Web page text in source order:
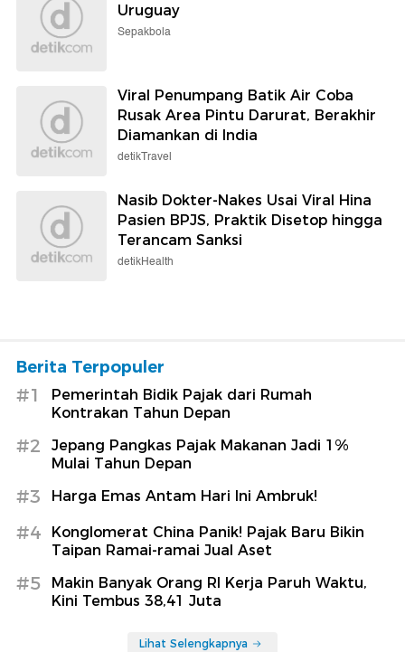
Uruguay
Sepakbola
Viral Penumpang Batik Air Coba
Rusak Area Pintu Darurat, Berakhir
Diamankan di India
detikTravel
Nasib Dokter-Nakes Usai Viral Hina
Pasien BPJS, Praktik Disetop hingga
Terancam Sanksi
detikHealth
Berita Terpopuler
#1
Pemerintah Bidik Pajak dari Rumah
Kontrakan Tahun Depan
#2
Jepang Pangkas Pajak Makanan Jadi 1%
Mulai Tahun Depan
#3 Harga Emas Antam Hari Ini Ambruk!
#4
Konglomerat China Panik! Pajak Baru Bikin
Taipan Ramai-ramai Jual Aset
#5
Makin Banyak Orang RI Kerja Paruh Waktu,
Kini Tembus 38,41 Juta
Lihat Selengkapnya